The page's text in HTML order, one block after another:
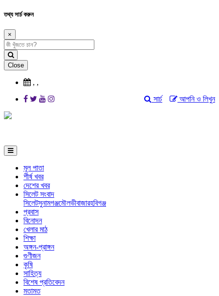
তথ্য সার্চ করুন
×
Close
, ,
আপনি ও লিখুন
সার্চ
মূল পাতা
শীর্ষ খবর
দেশের খবর
সিলেট সংবাদ
সিলেটসুনামগঞ্জমৌলভীবাজারহবিগঞ্জ
প্রবাস
বিনোদন
খেলার মাঠ
শিক্ষা
অঙ্গন-প্রাঙ্গন
গুণীজন
কৃষি
সাহিত্য
বিশেষ প্রতিবেদন
মতামত